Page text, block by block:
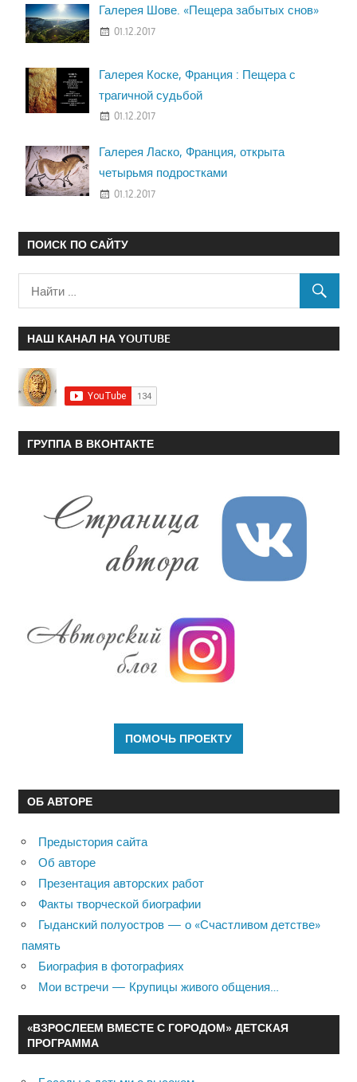
Галерея Шове. «Пещера забытых снов»
01.12.2017
Галерея Коске, Франция : Пещера с
трагичной судьбой
01.12.2017
Галерея Ласко, Франция, открыта
четырьмя подростками
01.12.2017
ПОИСК ПО САЙТУ
НАШ КАНАЛ НА YOUTUBE
ГРУППА В ВКОНТАКТЕ
ОБ АВТОРЕ
Предыстория сайта
Об авторе
Презентация авторских работ
Факты творческой биографии
Гыданский полуостров — о «Счастливом детстве»
память
Биография в фотографиях
Мои встречи — Крупицы живого общения…
«ВЗРОСЛЕЕМ ВМЕСТЕ С ГОРОДОМ» ДЕТСКАЯ
ПРОГРАММА